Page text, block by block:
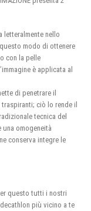
letteralmente nello
modo di ottenere
con la pelle
è applicata al
di penetrare il
ciò lo rende il
tecnica del
omogeneità
conserva integre le
questo tutti i nostri
più vicino a te